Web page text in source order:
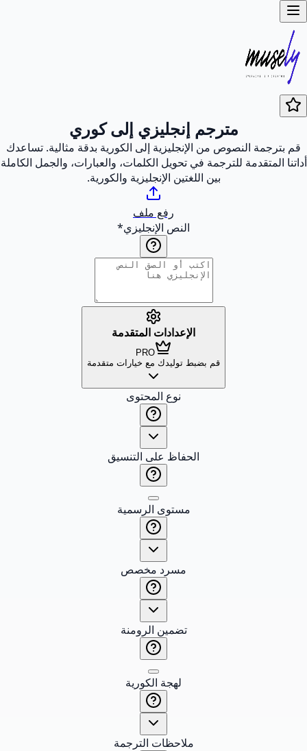
مترجم إنجليزي إلى كوري
قم بترجمة النصوص من الإنجليزية إلى الكورية بدقة مثالية. تساعدك
أداتنا المتقدمة للترجمة في تحويل الكلمات، والعبارات، والجمل الكاملة
بين اللغتين الإنجليزية والكورية.
رفع ملف
النص الإنجليزي*
الإعدادات المتقدمة
PRO
قم بضبط توليدك مع خيارات متقدمة
نوع المحتوى
الحفاظ على التنسيق
مستوى الرسمية
مسرد مخصص
تضمين الرومنة
لهجة الكورية
ملاحظات الترجمة